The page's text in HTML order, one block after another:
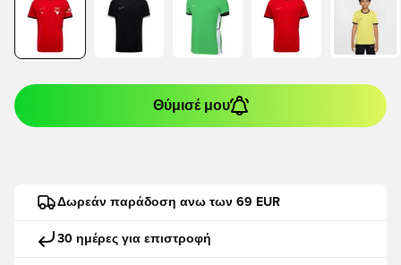
Θύμισέ μου
Δωρεάν παράδοση ανω των 69 EUR
30 ημέρες για επιστροφή